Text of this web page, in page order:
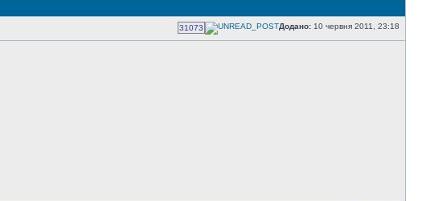
31073 Додано: 10 червня 2011, 23:18